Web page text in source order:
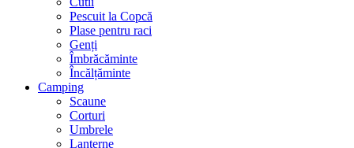
Pescuit la Copcă
Plase pentru raci
Genți
Îmbrăcăminte
Încălțăminte
Camping
Scaune
Corturi
Umbrele
Lanterne